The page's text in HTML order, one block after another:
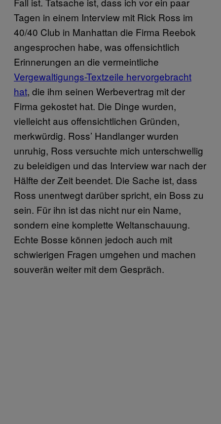
Tagen in einem Interview mit Rick Ross im
40/40 Club in Manhattan die Firma Reebok
angesprochen habe, was offensichtlich
Erinnerungen an die vermeintliche
Vergewaltigungs-Textzeile hervorgebracht
hat, die ihm seinen Werbevertrag mit der
Firma gekostet hat. Die Dinge wurden,
vielleicht aus offensichtlichen Gründen,
merkwürdig. Ross’ Handlanger wurden
unruhig, Ross versuchte mich unterschwellig
zu beleidigen und das Interview war nach der
Hälfte der Zeit beendet. Die Sache ist, dass
Ross unentwegt darüber spricht, ein Boss zu
sein. Für ihn ist das nicht nur ein Name,
sondern eine komplette Weltanschauung.
Echte Bosse können jedoch auch mit
schwierigen Fragen umgehen und machen
souverän weiter mit dem Gespräch.